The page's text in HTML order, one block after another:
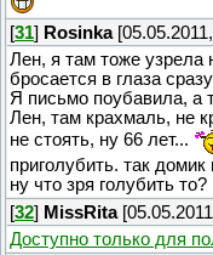
[31] Rosinka
Лен, я там тоже узрела
бросается в глаза
Я письмо поубавила, а
Лен, там крахмаль, не
не стоять, ну 66 лет...
приголубить. так
ну что зря голубить то?
[32] MissRita
Доступно только для